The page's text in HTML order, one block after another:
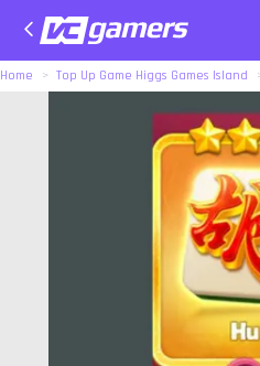
Home Top Up Game Higgs Games Island